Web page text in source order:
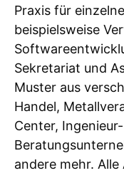
Praxis für
beispielsweise
Sekretariat und
Muster aus
Handel,
Center,
andere mehr.